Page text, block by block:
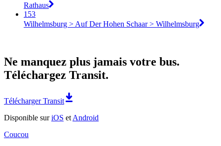
Rathaus
153
Wilhelmsburg > Auf Der Hohen Schaar > Wilhelmsburg
Ne manquez plus jamais votre bus.
Téléchargez Transit.
Télécharger Transit
Disponible suriOS et Android
Coucou